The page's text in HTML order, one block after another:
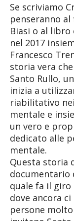
Se scriviamo
penseranno
Biasi o al
nel 2017
Francesco
storia vera
Santo Rullo,
inizia a
riabilitativo
mentale e
un vero e
dedicato alle
mentale.
Questa storia
documentario
quale fa il giro
dove ancora
persone